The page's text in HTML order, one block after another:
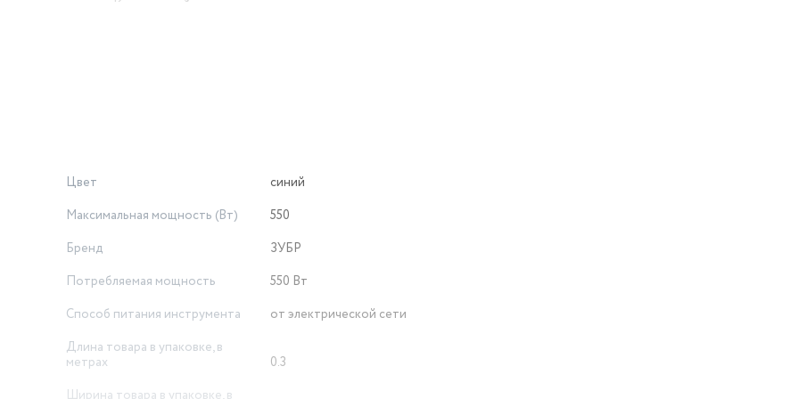
задачами. Компактный корпус и эргономичная рукоятка
использовании.
для настоящих мастеров! Профессиональный результат
Цвет
синий
Максимальная мощность (Вт)
550
Бренд
ЗУБР
Потребляемая мощность
550 Вт
Способ питания инструмента
от электрической сети
Длина товара в упаковке, в
метрах
0.3
Ширина товара в упаковке, в